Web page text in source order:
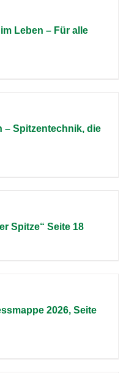
Leben – Für alle
– Spitzentechnik, die
Spitze“ Seite 18
2026, Seite